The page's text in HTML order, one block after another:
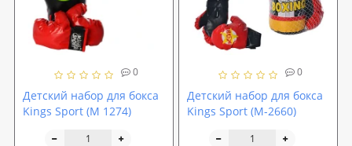
0
Детский набор для бокса
Kings Sport (M 1274)
0
Детский набор для бокса
Kings Sport (M-2660)